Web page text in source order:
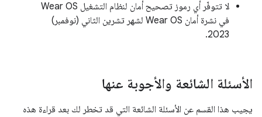
لا تتوفّر أي رموز تصحيح أمان لنظام التشغيل Wear OS
في نشرة أمان Wear OS لشهر تشرين الثاني (نوفمبر)
2023.
الأسئلة الشائعة والأجوبة عنها
يجيب هذا القسم عن الأسئلة الشائعة التي قد تخطر لك بعد قراءة هذه